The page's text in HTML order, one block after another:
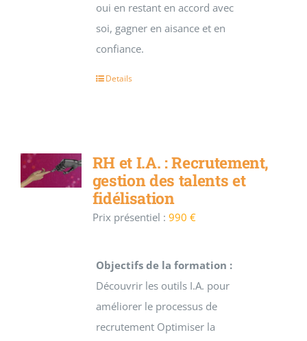
oui en restant en accord avec
soi, gagner en aisance et en
confiance.
Details
RH et I.A. : Recrutement,
gestion des talents et
fidélisation
Prix présentiel : 990 €
Objectifs de la formation :
Découvrir les outils I.A. pour
améliorer le processus de
recrutement Optimiser la